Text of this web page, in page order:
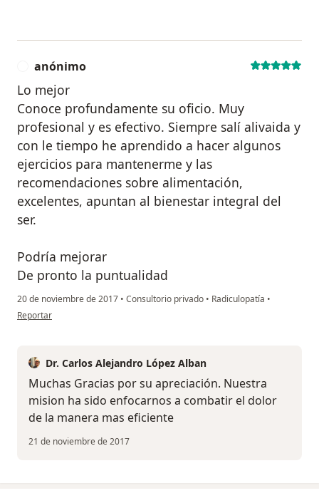
anónimo
Lo mejor
Conoce profundamente su oficio. Muy
profesional y es efectivo. Siempre salí alivaida y
con le tiempo he aprendido a hacer algunos
ejercicios para mantenerme y las
recomendaciones sobre alimentación,
excelentes, apuntan al bienestar integral del
ser.
Podría mejorar
De pronto la puntualidad
20 de noviembre de 2017 • Consultorio privado • Radiculopatía •
en opinión del usuario anónimo
Reportar
Dr. Carlos Alejandro López Alban
Muchas Gracias por su apreciación. Nuestra
mision ha sido enfocarnos a combatir el dolor
de la manera mas eficiente
21 de noviembre de 2017